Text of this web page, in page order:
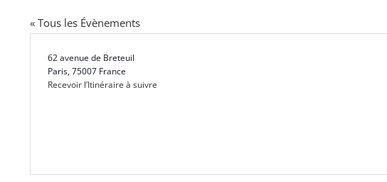
« Tous les Évènements
Adresse
62 avenue de Breteuil
Paris,75007 France
Recevoir l’Itinéraire à suivre